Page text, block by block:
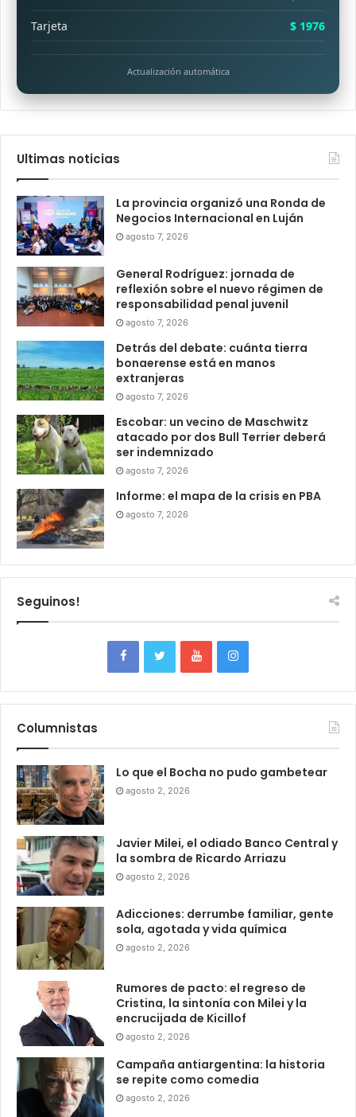
Tarjeta
$ 1976
Actualización automática
Ultimas noticias
La provincia organizó una Ronda de
Negocios Internacional en Luján
agosto 7, 2026
General Rodríguez: jornada de
reflexión sobre el nuevo régimen de
responsabilidad penal juvenil
agosto 7, 2026
Detrás del debate: cuánta tierra
bonaerense está en manos
extranjeras
agosto 7, 2026
Escobar: un vecino de Maschwitz
atacado por dos Bull Terrier deberá
ser indemnizado
agosto 7, 2026
Informe: el mapa de la crisis en PBA
agosto 7, 2026
Seguinos!
Columnistas
Lo que el Bocha no pudo gambetear
agosto 2, 2026
Javier Milei, el odiado Banco Central y
la sombra de Ricardo Arriazu
agosto 2, 2026
Adicciones: derrumbe familiar, gente
sola, agotada y vida química
agosto 2, 2026
Rumores de pacto: el regreso de
Cristina, la sintonía con Milei y la
encrucijada de Kicillof
agosto 2, 2026
Campaña antiargentina: la historia
se repite como comedia
agosto 2, 2026